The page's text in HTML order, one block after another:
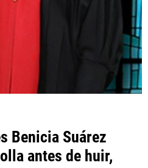
Benicia Suárez
antes de huir,